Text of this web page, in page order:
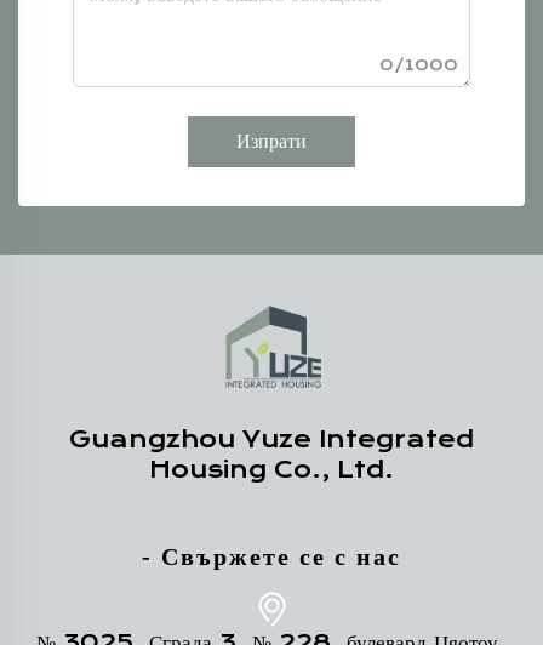
0/1000
Изпрати
Guangzhou Yuze Integrated
Housing Co., Ltd.
- Свържете се с нас